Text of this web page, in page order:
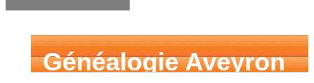
Généalogie Aveyron